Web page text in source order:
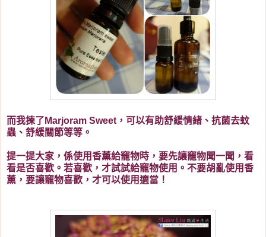
而我揀了Marjoram Sweet，可以有助舒緩情緒、抗菌去蚊
蟲、舒緩關節等等。
提一提大家，係使用香薰給竉物時，要先讓竉物聞一聞，看
看是否喜歡。若喜歡，才試試給竉物使用。不要胡亂使用香
薰，要讓竉物喜歡，才可以使用適當！